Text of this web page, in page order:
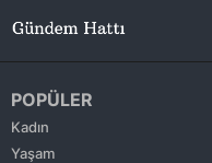
POPÜLER
Kadın
Yaşam